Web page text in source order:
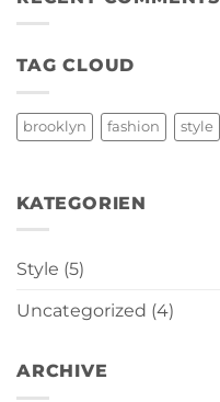
TAG CLOUD
brooklyn fashion style
KATEGORIEN
Style (5)
Uncategorized (4)
ARCHIVE